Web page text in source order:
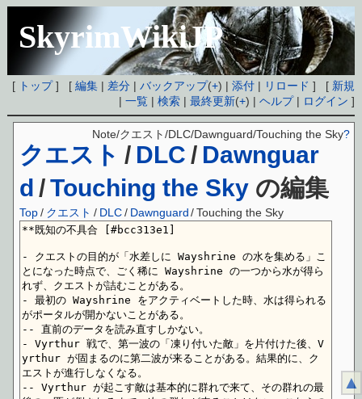
SkyrimWikiJP
[ トップ] [編集 | 差分 |バックアップ(+) |添付 | リロード ] [ 新規
|一覧 |検索 |最終更新(+) |ヘルプ| ログイン ]
クエスト / DLC / Dawnguar
d /Touching the Sky の編集
Note/クエスト/DLC/Dawnguard/Touching the Sky?
Top / クエスト / DLC/ Dawnguard / Touching the Sky
▲